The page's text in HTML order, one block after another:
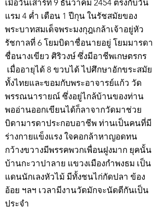
เมื่อวันเสาร์ที่ 9 ธันวาคม 2454 ตรงกับวัน
แรม 4 ค่ำ เดือน 1 ปีกุน ในรัชสมัยของ
พระบาทสมเด็จพระมงกุฎเกล้าเจ้าอยู่หัว
รัชกาลที่ 6 โยมบิดาชื่อนายอยู่ โยมมารดา
ชื่อนางเขียว ศิริวงษ์ ซึ่งมีอาชีพเกษตรกร
เมื่ออายุได้ 8 ขวบได้ ไปศึกษาอักขระสมัย
ทั้งไทยและขอมกับพระอาจารย์แก้ว วัด
พรรณนารายณ์ ซึ่งอยู่ไกล้บ้านของท่าน
พออ่านออกเขียนได้ก็ลาจากวัดมาช่วย
บิดามารดาประกอบอาชีพ ท่านเป็นคนที่มี
ร่างกายแข็งแรง ใจคอกล้าหาญอดทน
กว้างขวางมีพรรคพวกเพื่อนฝูงมาก ยุคนั้น
บ้านกะวาปาลาย แขวงเมืองกำพงธม เป็น
แดนนักเลงหัวไม้ มีทั้งชนไก่กัดปลา ข้อง
อ้อย ฯลฯ เวลามีงานวัดมักจะนัดตีกันเป็น
ประจำ